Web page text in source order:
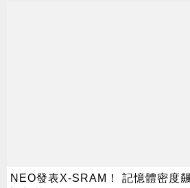
NEO發表X-SRAM！ 記憶體密度